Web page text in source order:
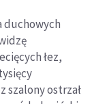
duchowych
łez,
szalony ostrzał